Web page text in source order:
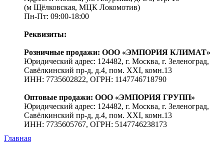
(м Щёлковская, МЦК Локомотив)
Пн-Пт: 09:00-18:00
Реквизиты:
Розничные продажи: ООО «ЭМПОРИЯ КЛИМАТ»
Юридический адрес: 124482, г. Москва, г. Зеленоград,
Савёлкинский пр-д, д.4, пом. XXI, комн.13
ИНН: 7735602822, ОГРН: 1147746718790
Оптовые продажи: ООО «ЭМПОРИЯ ГРУПП»
Юридический адрес: 124482, г. Москва, г. Зеленоград,
Савёлкинский пр-д, д.4, пом. XXI, комн.13
ИНН: 7735605767, ОГРН: 5147746238173
Главная